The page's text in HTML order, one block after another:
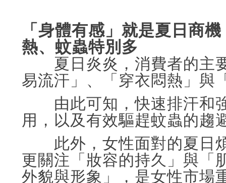
「身體有感」就是夏日商
熱、蚊蟲特別多
夏日炎炎，消費者的主
易流汗」、「穿衣悶熱」與
由此可知，快速排汗和強
用，以及有效驅趕蚊蟲的趨
此外，女性面對的夏日煩
更關注「妝容的持久」與「
外貌與形象」，是女性市場